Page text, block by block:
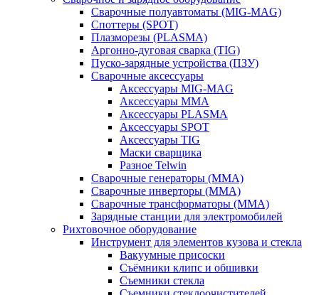
Сварочные полуавтоматы (MIG-MAG)
Споттеры (SPOT)
Плазморезы (PLASMA)
Аргонно-дуговая сварка (TIG)
Пуско-зарядные устройства (ПЗУ)
Сварочные аксессуары
Аксессуары MIG-MAG
Аксессуары MMA
Аксессуары PLASMA
Аксессуары SPOT
Аксессуары TIG
Маски сварщика
Разное Telwin
Сварочные генераторы (MMA)
Сварочные инверторы (MMA)
Сварочные трансформаторы (MMA)
Зарядные станции для электромобилей
Рихтовочное оборудование
Инструмент для элементов кузова и стекла
Вакуумные присоски
Съёмники клипс и обшивки
Съемники стекла